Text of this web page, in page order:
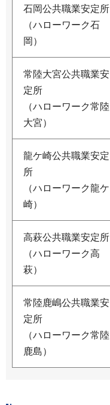
石岡公共職業安定所
（ハローワーク石
岡）
常陸大宮公共職業安
定所
（ハローワーク常陸
大宮）
龍ケ崎公共職業安定
所
（ハローワーク龍ケ
崎）
高萩公共職業安定所
（ハローワーク高
萩）
常陸鹿嶋公共職業安
定所
（ハローワーク常陸
鹿島）